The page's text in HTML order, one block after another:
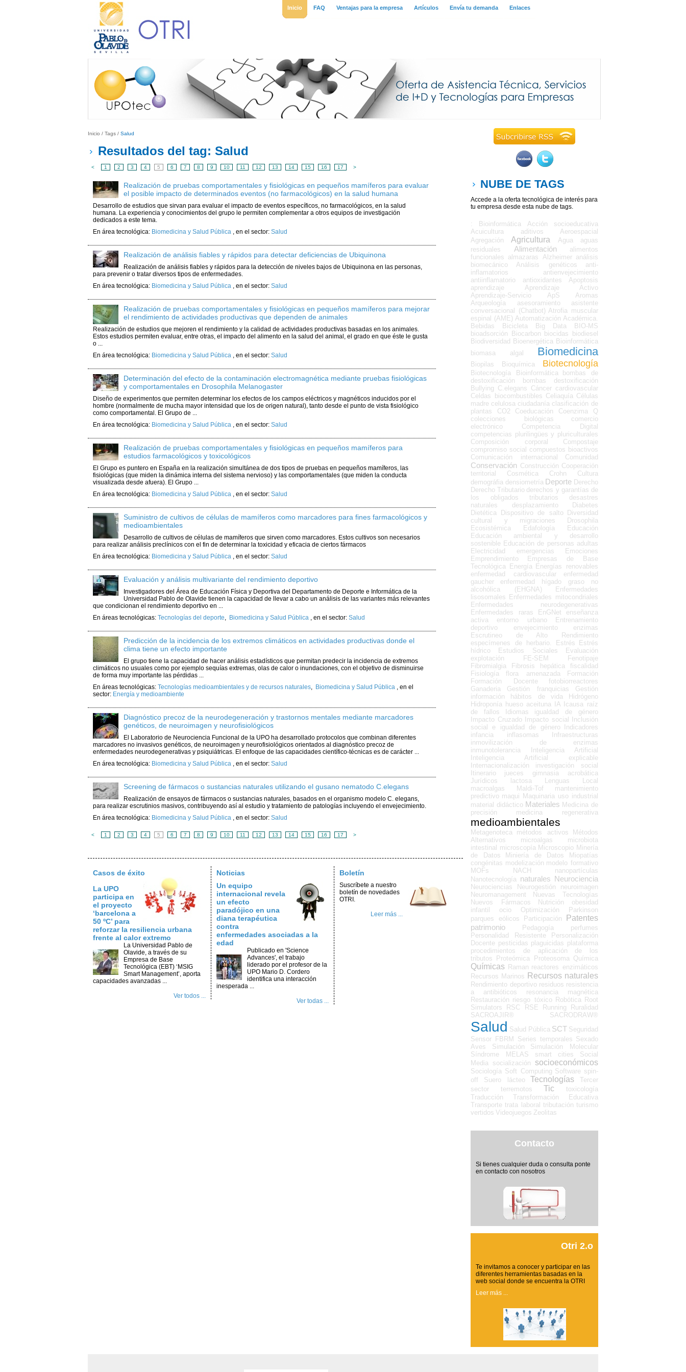
Inicio FAQ Ventajas para la empresa Artículos Envía tu demanda Enlaces
Inicio / Tags / Salud
Resultados del tag: Salud
< 1 2 3 4 5 6 7 8 9 10 11 12 13 14 15 16 17 >
Realización de pruebas comportamentales y fisiológicas en pequeños mamíferos para evaluar
el posible impacto de determinados eventos (no farmacológicos) en la salud humana
Desarrollo de estudios que sirvan para evaluar el impacto de eventos específicos, no farmacológicos, en la salud
humana. La experiencia y conocimientos del grupo le permiten complementar a otros equipos de investigación
dedicados a este tema.
En área tecnológica: Biomedicina y Salud Pública , en el sector: Salud
Realización de análisis fiables y rápidos para detectar deficiencias de Ubiquinona
Realización de análisis fiables y rápidos para la detección de niveles bajos de Ubiquinona en las personas,
para prevenir o tratar diversos tipos de enfermedades.
En área tecnológica: Biomedicina y Salud Pública , en el sector: Salud
Realización de pruebas comportamentales y fisiológicas en pequeños mamíferos para mejorar
el rendimiento de actividades productivas que dependen de animales
Realización de estudios que mejoren el rendimiento y la calidad de actividades productivas basadas en los animales.
Estos estudios permiten evaluar, entre otras, el impacto del alimento en la salud del animal, el grado en que éste le gusta
o ...
En área tecnológica: Biomedicina y Salud Pública , en el sector: Salud
Determinación del efecto de la contaminación electromagnética mediante pruebas fisiológicas
y comportamentales en Drosophila Melanogaster
Diseño de experimentos que permiten determinar los efectos de los campos eléctricos y magnéticos inducidos por el
hombre (normalmente de mucha mayor intensidad que los de origen natural), tanto desde el punto de vista fisiológico
como comportamental. El Grupo de ...
En área tecnológica: Biomedicina y Salud Pública , en el sector: Salud
Realización de pruebas comportamentales y fisiológicas en pequeños mamíferos para
estudios farmacológicos y toxicológicos
El Grupo es puntero en España en la realización simultánea de dos tipos de pruebas en pequeños mamíferos, las
fisiológicas (que miden la dinámica interna del sistema nervioso) y las comportamentales (que miden la conducta
visualizada desde afuera). El Grupo ...
En área tecnológica: Biomedicina y Salud Pública , en el sector: Salud
Suministro de cultivos de células de mamíferos como marcadores para fines farmacológicos y
medioambientales
Desarrollo de cultivos de células de mamíferos que sirven como marcadores. Estos cultivos son necesarios
para realizar análisis preclínicos con el fin de determinar la toxicidad y eficacia de ciertos fármacos
En área tecnológica: Biomedicina y Salud Pública , en el sector: Salud
Evaluación y análisis multivariante del rendimiento deportivo
Investigadores del Área de Educación Física y Deportiva del Departamento de Deporte e Informática de la
Universidad Pablo de Olavide tienen la capacidad de llevar a cabo un análisis de las variantes más relevantes
que condicionan el rendimiento deportivo en ...
En áreas tecnológicas: Tecnologías del deporte, Biomedicina y Salud Pública , en el sector: Salud
Predicción de la incidencia de los extremos climáticos en actividades productivas donde el
clima tiene un efecto importante
El grupo tiene la capacidad de hacer análisis estadísticos que permitan predecir la incidencia de extremos
climáticos no usuales como por ejemplo sequías extremas, olas de calor o inundaciones, con el objetivo de disminuirse
de forma muy importante las pérdidas ...
En áreas tecnológicas: Tecnologías medioambientales y de recursos naturales, Biomedicina y Salud Pública , en el
sector: Energía y medioambiente
Diagnóstico precoz de la neurodegeneración y trastornos mentales mediante marcadores
genéticos, de neuroimagen y neurofisiológicos
El Laboratorio de Neurociencia Funcional de la UPO ha desarrollado protocolos que combinan diferentes
marcadores no invasivos genéticos, de neuroimagen y neurofisiológicos orientados al diagnóstico precoz de
enfermedades neurodegenerativas y psiquiátricas. El enfoque de las capacidades científico-técnicas es de carácter ...
En área tecnológica: Biomedicina y Salud Pública , en el sector: Salud
Screening de fármacos o sustancias naturales utilizando el gusano nematodo C.elegans
Realización de ensayos de fármacos o sustancias naturales, basados en el organismo modelo C. elegans,
para realizar escrutinios masivos, contribuyendo así al estudio y tratamiento de patologías incluyendo el envejecimiento.
En área tecnológica: Biomedicina y Salud Pública , en el sector: Salud
< 1 2 3 4 5 6 7 8 9 10 11 12 13 14 15 16 17 >
Casos de éxito
La UPO
participa en
el proyecto
‘barcelona a
50 ºC’ para
reforzar la resiliencia urbana
frente al calor extremo
La Universidad Pablo de
Olavide, a través de su
Empresa de Base
Tecnológica (EBT) ‘MSIG
Smart Management’, aporta
capacidades avanzadas ...
Ver todos ...
Noticias
Un equipo
internacional revela
un efecto
paradójico en una
diana terapéutica
contra
enfermedades asociadas a la
edad
Publicado en 'Science
Advances', el trabajo
liderado por el profesor de la
UPO Mario D. Cordero
identifica una interacción
inesperada ...
Ver todas ...
Boletín
Suscríbete a nuestro
boletín de novedades
OTRI.
Leer más ...
NUBE DE TAGS
Accede a la oferta tecnológica de interés para
tu empresa desde esta nube de tags.
: Bioinformática
Acción socioeducativa
Acuicultura
aditivos
Aeroespacial
Agregación
Agricultura Agua
aguas
residuales
Alimentación
alimentos
funcionales almazaras Alzheimer análisis
biomecánico
Análisis genéticos
anti-
inflamatorios
antienvejecimiento
antiinflamatorio
antioxidantes
Apoptosis
aprendizaje
Aprendizaje Activo
Aprendizaje-Servicio
ApS
Aromas
Arqueología
asesoramiento
asistente
conversacional (Chatbot) Atrofia muscular
espinal (AME) Automatización Académica.
Bebidas
Bicicleta Big Data
BIO-MS
bioadsorción
Biocarbon biocidas
biodiesel
Biodiversidad
Bioenergética Bioinformática
biomasa algal
Biomedicina
Biopilas Bioquímica Biotecnología
Biotecnología Bioinformática
bombas de
destoxificación
bombas destoxificación
Bullying C.elegans Cáncer cardiovascular
Celdas biocombustibles Celiaquía Células
madre celulosa ciudadanía clasificación de
plantas
CO2 Coeducación
Coenzima Q
colecciones biológicas
comercio
electrónico
Competencia Digital
competencias plurilingües y pluriculturales
Composición corporal
Compostaje
compromiso social compuestos bioactivos
Comunicación internacional
Comunidad
Conservación Construcción Cooperación
territorial
Cosmética Crohn
Cultura
demográfia densiometría Deporte Derecho
Derecho Tributario derechos y garantías de
los obligados tributarios
desastres
naturales
desplazamiento
Diabetes
Dietética
Dispositivo de salto
Diversidad
cultural y migraciones
Drosophila
Ecosistémica
Edafología
Educación
Educación ambiental y desarrollo
sostenible Educación de personas adultas
Electricidad
emergencias
Emociones
Emprendimiento
Empresas de Base
Tecnológica Energía Energías renovables
enfermedad cardiovascular
enfermedad
gaucher
enfermedad hígado graso no
alcohólica (EHGNA)
Enfermedades
lisosomales Enfermedades mitocondriales
Enfermedades neurodegenerativas
Enfermedades raras
EnGNet
enseñanza
activa
entorno urbano
Entrenamiento
deportivo
envejecimiento
enzimas
Escrutineo de Alto Rendimiento
especímenes de herbario.
Estrés
Estrés
hídrico
Estudios Sociales
Evaluación
explotación
FE-SEM
Fenotipaje
Fibromialgia
Fibrosis hepática
fiscalidad
Fisiología
flora amenazada
Formación
Formación Docente
fotobiorreactores
Ganaderia
Gestión franquicias
Gestión
información
hábitos de vida
Hidrógeno
Hidroponía hueso aceituna IA
Icausa raíz
de fallos
Idiomas
igualdad de género
Impacto Cruzado
Impacto social
Inclusión
social e igualdad de género
Indicadores
infancia
inflasomas
Infraestructuras
inmovilización de enzimas
inmunotolerancia
Inteligencia Artificial
Inteligencia Artificial explicable
Internacionalización
investigación social
Itinerario
jueces gimnasia acrobática
Jurídicos
lactosa Lenguas
Local
macroalgas
Maldi-Tof
mantenimiento
predictivo maqui Maquinaria uso industrial
material didáctico Materiales Medicina de
precisión
medicina regenerativa
medioambientales
Metagenoteca métodos activos
Métodos
Alternativos
microalgas
microbiota
intestinal microscopía Microscopio Minería
de Datos
Miniería de Datos
Miopatías
congénitas modelización modelo formativo
MOFs
NACH
nanopartículas
Nanotecnología naturales Neurociencia
Neurociencias Neurogestión
neuroimagen
Neuromanagement
Nuevas Tecnologías
Nuevos Fármacos
Nutrición
obesidad
infantil
ocio Optimización
Parkinson
parques eólicos
Participación
Patentes
patrimonio
Pedagogía
perfumes
Personalidad Resistente
Personalización
Docente pesticidas plaguicidas plataforma
procedimientos de aplicación de los
tributos
Proteómica Proteosoma Química
Químicas Raman reactores enzimáticos
Recursos Marinos Recursos naturales
Rendimiento deportivo residuos resistencia
a antibióticos
resonancia magnética
Restauración riesgo tóxico Robótica Root
Simulators
RSC RSE Running
Ruralidad
SACROAJIR®
SACRODRAW®
Salud Salud Pública SCT Seguridad
Sensor FBRM
Series temporales Sexado
Aves
Simulación
Simulación Molecular
Síndrome MELAS
smart cities
Social
Media socialización socioeconómicos
Sociología Soft Computing Software spin-
off
Suero lácteo Tecnologías
Tercer
sector
terremotos Tic
toxicología
Traducción
Transformación Educativa
Transporte trata laboral tributación turismo
vertidos Videojuegos Zeolitas
Contacto
Si tienes cualquier duda o consulta ponte
en contacto con nosotros
Otri 2.o
Te invitamos a conocer y participar en las
diferentes herramientas basadas en la
web social donde se encuentra la OTRI
Leer más ...